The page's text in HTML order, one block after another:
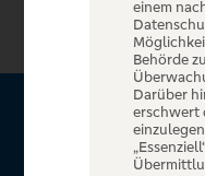
Über VR
einem
Behörde
Darüber
erschwert